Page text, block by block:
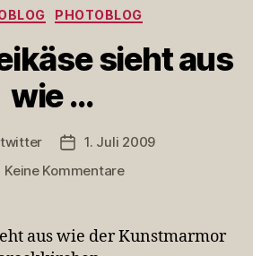
Kategorien
PHOTOBLOG
sieht aus
wie …
twitter Veröffentlichungsdatum
1. Juli 2009
Keine Kommentarezu
sieht
aus wie der Kunstmarmor